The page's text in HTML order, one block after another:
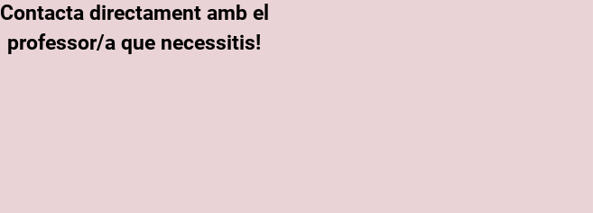
Contacta directament amb el
professor/a que necessitis!